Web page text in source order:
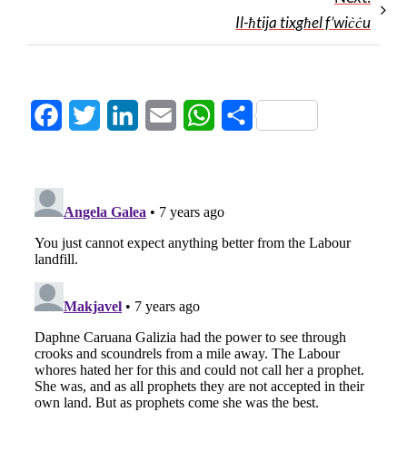
Il-ħtija tixgħel f’wiċċu
FacebookTwitter LinkedInEmail WhatsApp
Share